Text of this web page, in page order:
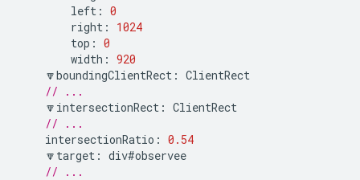
left : 0
right :
1024
top : 0
width : 920
🔽boundingClientRect : ClientRect
// ...
🔽 intersectionRect : ClientRect
// ...
intersectionRatio : 0.54
🔽 target : div#observee
// ...